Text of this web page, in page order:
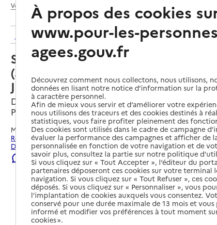
Voir le fil d’Ariane
Retour aux résultats de l'annuaire
Service autonomie à domicile
(aide) – Services ADMR de la
Javie
Digne-les-Bains, ALPES-DE-HAUTE-
PROVENCE
Mis à jour le22/07/2026
Rechercher les établissements et services autour de
Digne-les-Bains.
Signaler une erreur
À propos des cookies
www.pour-les-
agees.gouv.fr
Découvrez comment nous collectons, nous utilisons,
données en lisant notre notice d’information sur la
à caractère personnel.
Afin de mieux vous servir et d’améliorer votre
nous utilisons des traceurs et des cookies destinés à
statistiques, vous faire profiter pleinement des
Des cookies sont utilisés dans le cadre de campagne
évaluer la performance des campagnes et afficher de
personnalisée en fonction de votre navigation et de
savoir plus, consultez la partie sur notre politique
Si vous cliquez sur « Tout Accepter », l’éditeur du
partenaires déposeront ces cookies sur votre terminal
navigation. Si vous cliquez sur « Tout Refuser », ces
déposés. Si vous cliquez sur « Personnaliser », vous
l’implantation de cookies auxquels vous consentez.
conservé pour une durée maximale de 13 mois et
informé et modifier vos préférences à tout moment
cookies ».